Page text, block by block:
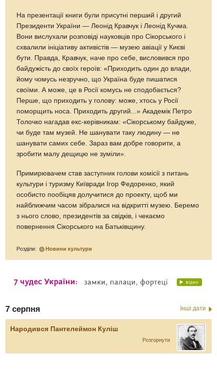
На презентації книги були присутні перший і другий
Президенти України — Леонід Кравчук і Леонід Кучма.
Вони вислухали розповіді науковців про Сікорського і
схвалили ініціативу активістів — музею авіації у Києві
бути. Правда, Кравчук, наче про себе, висловився про
байдужість до своїх героїв: «Приходить один до влади,
йому чомусь незручно, що Україна буде пишатися
своїми. А може, це в Росії комусь не сподобається?
Перше, що приходить у голову: може, хтось у Росії
поморщить носа. Приходить другий...» Академік Петро
Толочко нагадав екс-керівникам: «Сікорському байдуже,
чи буде там музей. Не шанувати таку людину — не
шанувати самих себе. Зараз вам добре говорити, а
зробити малу дещицю не зуміли».
Примирювачем став заступник голови комісії з питань
культури і туризму Київради Ігор Федоренко, який
особисто пообіцяв долучитися до проекту, щоб ми
найближчим часом зібралися на відкритті музею. Беремо
з нього слово, президентів за свідків, і чекаємо
повернення Сікорського на Батьківщину.
Розділи: Новини культури
7 серпня Інші дати
Народився Пантелеймон Куліш
Розгорнути